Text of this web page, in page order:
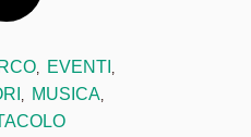
EVENTI
MUSICA,